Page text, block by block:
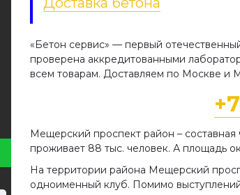
«Бетон сервис» — первый
проверена аккредитованными
всем товарам. Доставляем по Москве и
Мещерский проспект район – составная
проживает 88 тыс. человек. А площадь
На территории района Мещерский
одноименный клуб. Помимо